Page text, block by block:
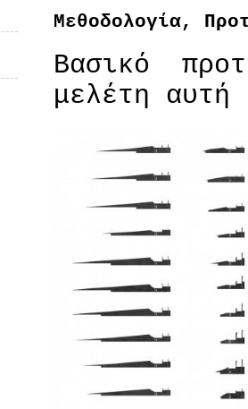
Μεθοδολογία,
Βασικό
μελέτη